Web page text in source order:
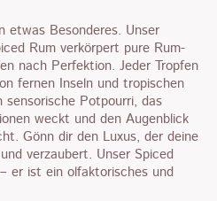
etwas Besonderes. Unser
Rum verkörpert pure Rum-
nach Perfektion. Jeder Tropfen
fernen Inseln und tropischen
sensorische Potpourri, das
weckt und den Augenblick
Gönn dir den Luxus, der deine
verzaubert. Unser Spiced
er ist ein olfaktorisches und